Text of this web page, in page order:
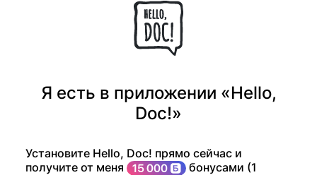
Я есть в приложении «Hello,
Doc!»
Установите Hello, Doc! прямо сейчас и
получите от меня
бонусами (1